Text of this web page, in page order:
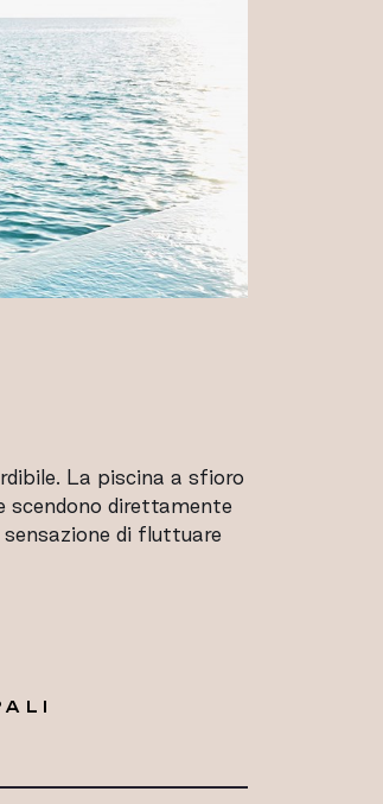
La piscina a sfioro
scendono direttamente
di fluttuare